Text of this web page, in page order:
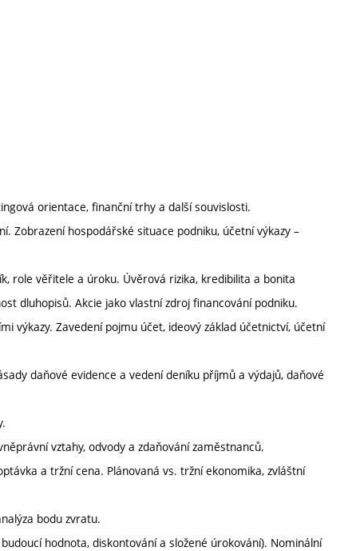
orientace, finanční trhy a další souvislosti.
Zobrazení hospodářské situace podniku, účetní výkazy –
role věřitele a úroku. Úvěrová rizika, kredibilita a bonita
dluhopisů. Akcie jako vlastní zdroj financování podniku.
výkazy. Zavedení pojmu účet, ideový základ účetnictví, účetní
daňové evidence a vedení deníku příjmů a výdajů, daňové
vztahy, odvody a zdaňování zaměstnanců.
a tržní cena. Plánovaná vs. tržní ekonomika, zvláštní
bodu zvratu.
hodnota, diskontování a složené úrokování). Nominální